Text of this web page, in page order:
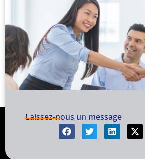
Laissez-nous un message